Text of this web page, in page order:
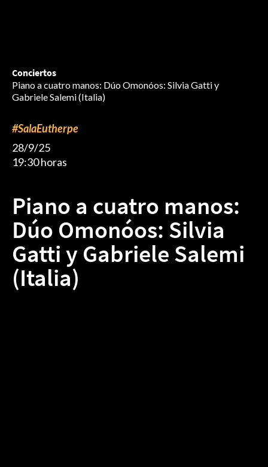
Conciertos
Piano a cuatro manos: Dúo Omonóos: Silvia Gatti y
Gabriele Salemi (Italia)
#SalaEutherpe
28/9/25
19:30 horas
Piano a cuatro manos:
Dúo Omonóos: Silvia
Gatti y Gabriele Salemi
(Italia)